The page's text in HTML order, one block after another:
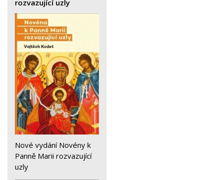
rozvazující uzly
Nové vydání Novény k
Panně Marii rozvazující
uzly